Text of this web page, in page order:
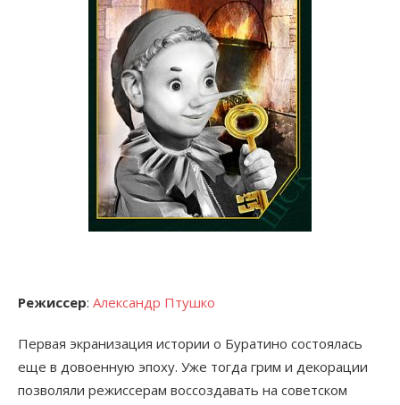
Режиссер: Александр Птушко
Первая экранизация истории о Буратино состоялась
еще в довоенную эпоху. Уже тогда грим и декорации
позволяли режиссерам воссоздавать на советском